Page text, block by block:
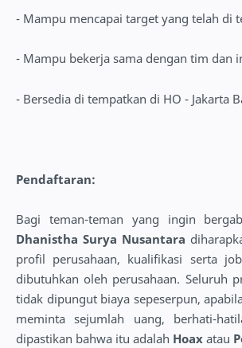
- Mampu mencapai target yang telah di
- Mampu bekerja sama dengan tim dan
- Bersedia di tempatkan di HO - Jakarta
Pendaftaran:
Bagi teman-teman yang ingin
Dhanistha Surya Nusantara
profil perusahaan, kualifikasi serta
dibutuhkan oleh perusahaan. Seluruh
tidak dipungut biaya sepeserpun,
meminta sejumlah uang, berhati-
dipastikan bahwa itu adalah Hoax atau